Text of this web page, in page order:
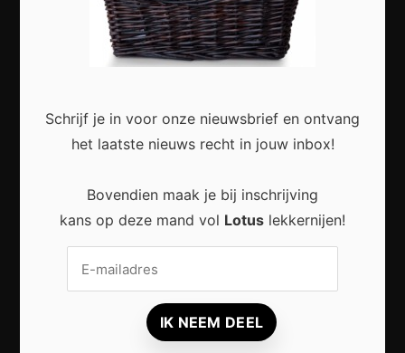
CULTUUR
Most Recent
Schrijf je in voor onze nieuwsbrief en ontvang
het laatste nieuws recht in jouw inbox!
Bovendien maak je bij inschrijving
kans op deze mand vol Lotus lekkernijen!